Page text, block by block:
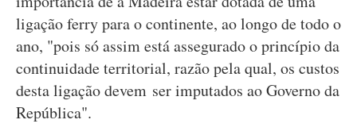
ligação ferry para o continente, ao longo de todo o
ano, "pois só assim está assegurado o princípio da
continuidade territorial, razão pela qual, os custos
desta ligação devem ser imputados ao Governo da
República".